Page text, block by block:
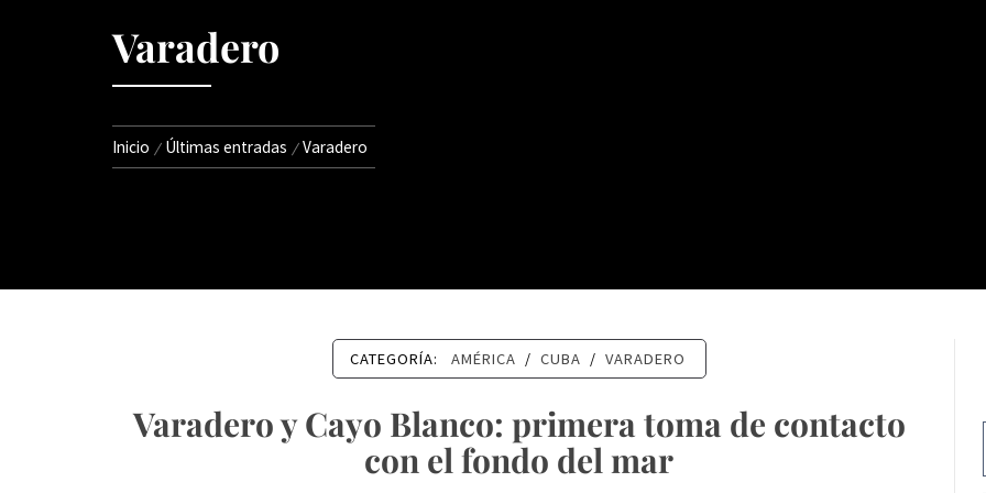
Varadero
Inicio Últimas entradas Varadero
CATEGORÍA: AMÉRICA / CUBA / VARADERO
Varadero y Cayo Blanco: primera toma de contacto
con el fondo del mar